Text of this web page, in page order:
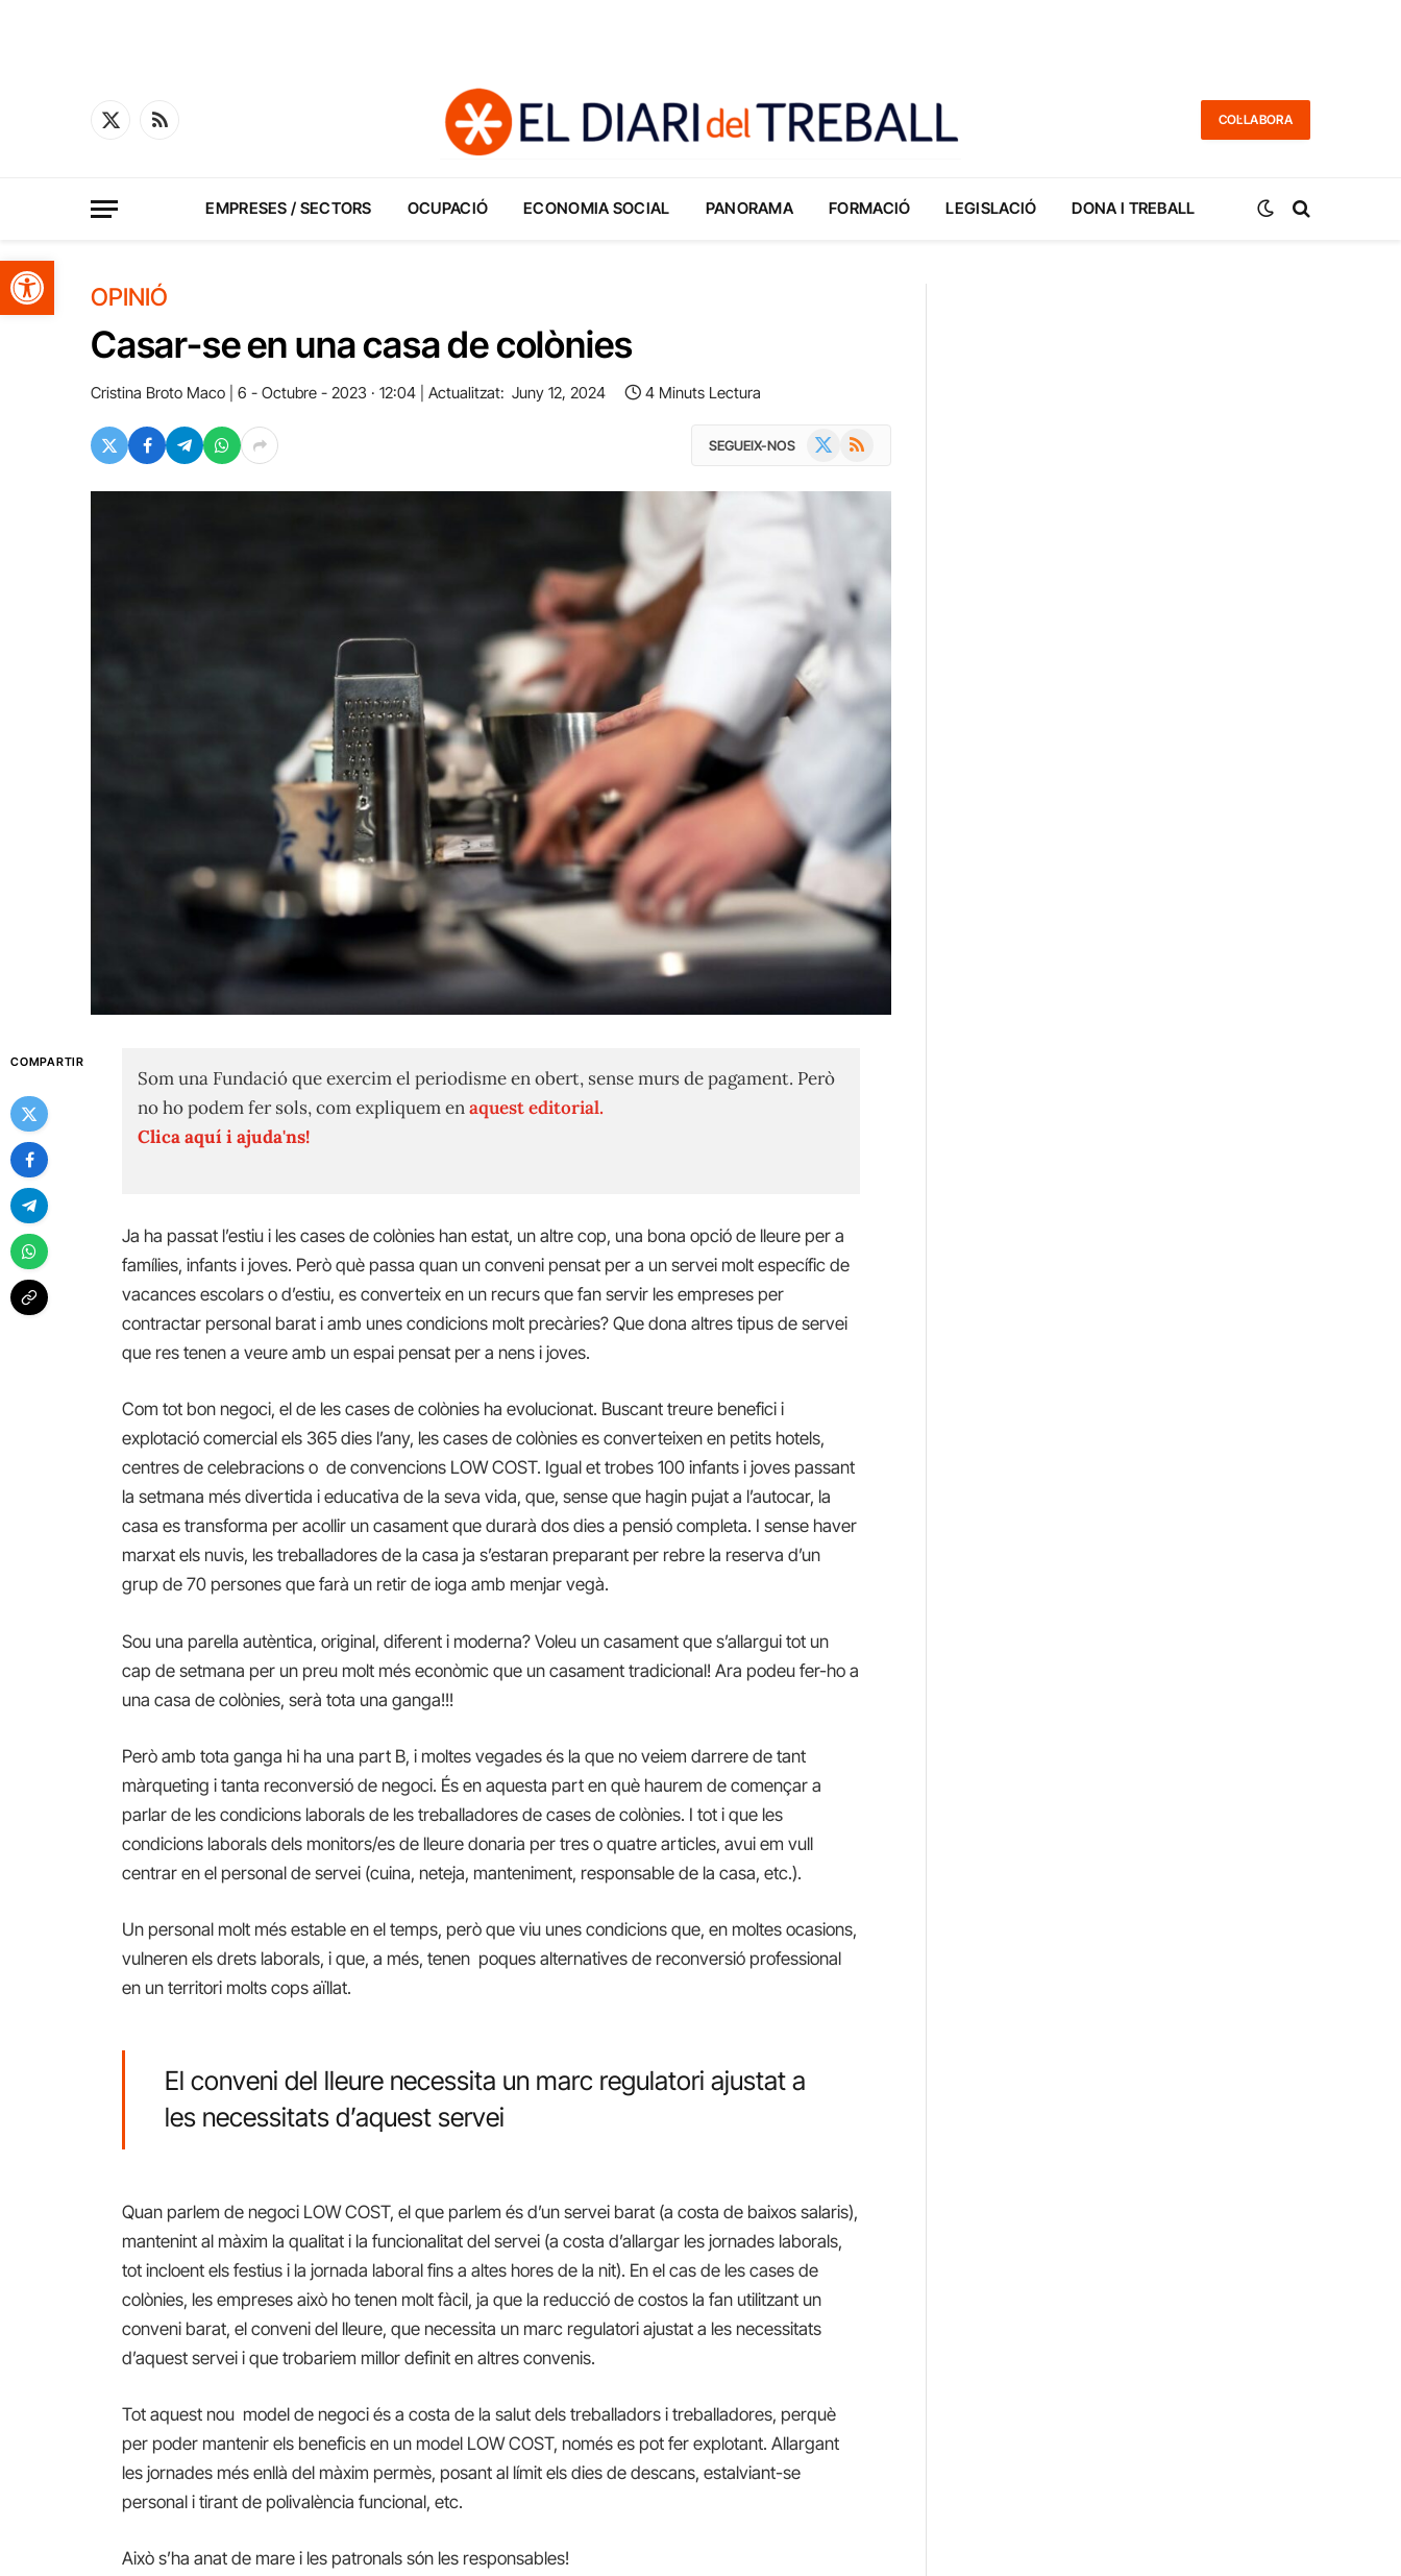
Obre la barra d'eines
X
RSS
COL·LABORA
EMPRESES / SECTORS OCUPACIÓ ECONOMIA SOCIAL PANORAMA FORMACIÓ LEGISLACIÓ DONA I TREBALL
OPINIÓ
Casar-se en una casa de colònies
Cristina Broto Maco 6 - Octubre - 2023 · 12:04 Actualitzat: Juny 12, 2024 4 Minuts Lectura
SEGUEIX-NOS RSS
COMPARTIR
Som una Fundació que exercim el periodisme en obert, sense murs de pagament. Però
no ho podem fer sols, com expliquem enaquest editorial.
Clica aquí i ajuda'ns!
Ja ha passat l’estiu i les cases de colònies han estat, un altre cop, una bona opció de lleure per a
famílies, infants i joves. Però què passa quan un conveni pensat per a un servei molt específic de
vacances escolars o d’estiu, es converteix en un recurs que fan servir les empreses per
contractar personal barat i amb unes condicions molt precàries? Que dona altres tipus de servei
que res tenen a veure amb un espai pensat per a nens i joves.
Com tot bon negoci, el de les cases de colònies ha evolucionat. Buscant treure benefici i
explotació comercial els 365 dies l’any, les cases de colònies es converteixen en petits hotels,
centres de celebracions o de convencions LOW COST. Igual et trobes 100 infants i joves passant
la setmana més divertida i educativa de la seva vida, que, sense que hagin pujat a l’autocar, la
casa es transforma per acollir un casament que durarà dos dies a pensió completa. I sense haver
marxat els nuvis, les treballadores de la casa ja s’estaran preparant per rebre la reserva d’un
grup de 70 persones que farà un retir de ioga amb menjar vegà.
Sou una parella autèntica, original, diferent i moderna? Voleu un casament que s’allargui tot un
cap de setmana per un preu molt més econòmic que un casament tradicional! Ara podeu fer-ho a
una casa de colònies, serà tota una ganga!!!
Però amb tota ganga hi ha una part B, i moltes vegades és la que no veiem darrere de tant
màrqueting i tanta reconversió de negoci. És en aquesta part en què haurem de començar a
parlar de les condicions laborals de les treballadores de cases de colònies. I tot i que les
condicions laborals dels monitors/es de lleure donaria per tres o quatre articles, avui em vull
centrar en el personal de servei (cuina, neteja, manteniment, responsable de la casa, etc.).
Un personal molt més estable en el temps, però que viu unes condicions que, en moltes ocasions,
vulneren els drets laborals, i que, a més, tenen poques alternatives de reconversió professional
en un territori molts cops aïllat.
El conveni del lleure necessita un marc regulatori ajustat a
les necessitats d’aquest servei
Quan parlem de negoci LOW COST, el que parlem és d’un servei barat (a costa de baixos salaris),
mantenint al màxim la qualitat i la funcionalitat del servei (a costa d’allargar les jornades laborals,
tot incloent els festius i la jornada laboral fins a altes hores de la nit). En el cas de les cases de
colònies, les empreses això ho tenen molt fàcil, ja que la reducció de costos la fan utilitzant un
conveni barat, el conveni del lleure, que necessita un marc regulatori ajustat a les necessitats
d’aquest servei i que trobariem millor definit en altres convenis.
Tot aquest nou model de negoci és a costa de la salut dels treballadors i treballadores, perquè
per poder mantenir els beneficis en un model LOW COST, només es pot fer explotant. Allargant
les jornades més enllà del màxim permès, posant al límit els dies de descans, estalviant-se
personal i tirant de polivalència funcional, etc.
Això s’ha anat de mare i les patronals són les responsables!